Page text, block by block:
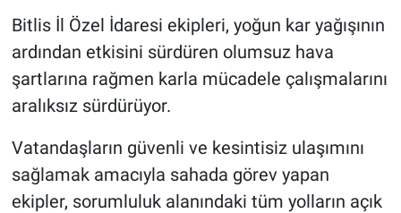
Bitlis İl Özel İdaresi ekipleri, yoğun kar yağışının
ardından etkisini sürdüren olumsuz hava
şartlarına rağmen karla mücadele çalışmalarını
aralıksız sürdürüyor.
Vatandaşların güvenli ve kesintisiz ulaşımını
sağlamak amacıyla sahada görev yapan
ekipler, sorumluluk alanındaki tüm yolların açık